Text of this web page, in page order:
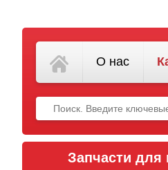
О нас
Запчасти для